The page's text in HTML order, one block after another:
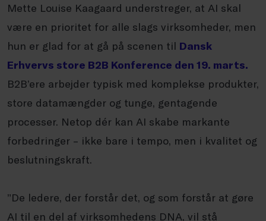
Mette Louise Kaagaard understreger, at AI skal
være en prioritet for alle slags virksomheder, men
hun er glad for at gå på scenen til Dansk
Erhvervs store B2B Konference den 19. marts.
B2B’ere arbejder typisk med komplekse produkter,
store datamængder og tunge, gentagende
processer. Netop dér kan AI skabe markante
forbedringer – ikke bare i tempo, men i kvalitet og
beslutningskraft.
”De ledere, der forstår det, og som forstår at gøre
AI til en del af virksomhedens DNA, vil stå